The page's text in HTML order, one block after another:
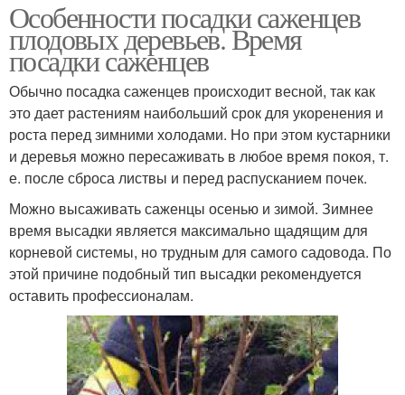
Особенности посадки саженцев
плодовых деревьев. Время
посадки саженцев
Обычно посадка саженцев происходит весной, так как
это дает растениям наибольший срок для укоренения и
роста перед зимними холодами. Но при этом кустарники
и деревья можно пересаживать в любое время покоя, т.
е. после сброса листвы и перед распусканием почек.
Можно высаживать саженцы осенью и зимой. Зимнее
время высадки является максимально щадящим для
корневой системы, но трудным для самого садовода. По
этой причине подобный тип высадки рекомендуется
оставить профессионалам.